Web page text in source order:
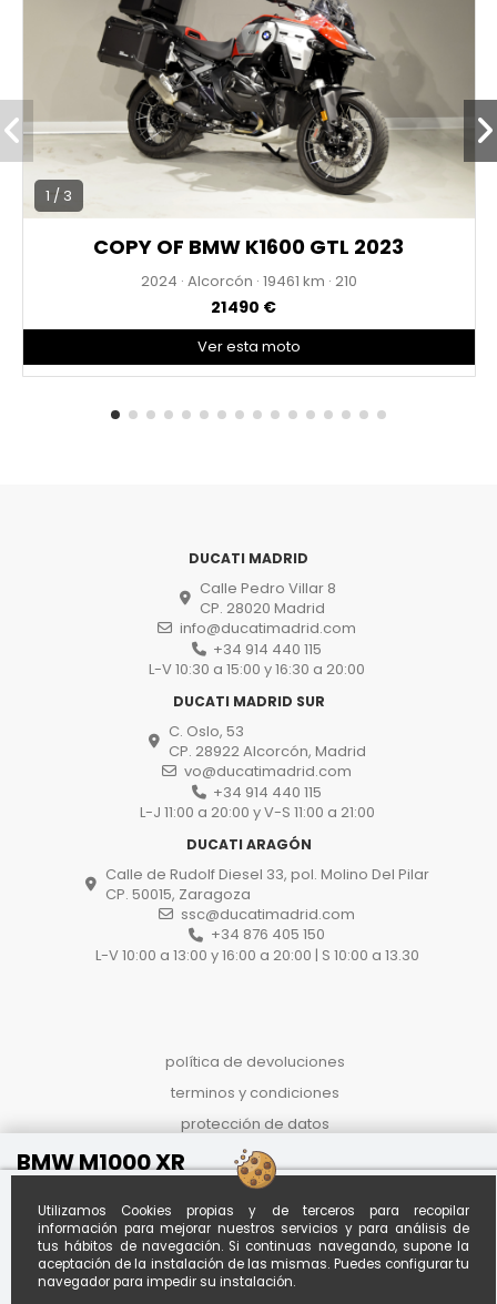
Utilizamos Cookies propias y de terceros para recopilar
información para mejorar nuestros servicios y para análisis de
tus hábitos de navegación. Si continuas navegando, supone la
aceptación de la instalación de las mismas. Puedes configurar tu
navegador para impedir su instalación.
1 / 3
COPY OF BMW K1600 GTL 2023
2024 · Alcorcón · 19461 · 210
21490 €
Ver esta moto
DUCATI MADRID
Calle Pedro Villar 8
CP. 28020 Madrid
info@ducatimadrid.com
+34 914 440 115
L-V 10:30 a 15:00 y 16:30 a 20:00
DUCATI MADRID SUR
C. Oslo, 53
CP. 28922 Alcorcón, Madrid
vo@ducatimadrid.com
+34 914 440 115
L-J 11:00 a 20:00 y V-S 11:00 a 21:00
DUCATI ARAGÓN
Calle de Rudolf Diesel 33, pol. Molino Del Pilar
CP. 50015, Zaragoza
ssc@ducatimadrid.com
+34 876 405 150
L-V 10:00 a 13:00 y 16:00 a 20:00 | S 10:00 a 13.30
política de devoluciones
terminos y condiciones
protección de datos
proceso de compra
politica de cookies
BMW M1000 XR
Al contado
19.290 €
Financiado desde *
€212.76 / mes
A96meses con entrada de
€4,000.00
*Importe aproximado. Oferta no
vinculante sujeta a estudio.
Calcula tu
cuota